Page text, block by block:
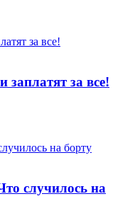
заплатят за все!
случилось на